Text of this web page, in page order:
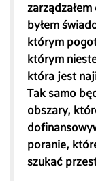
byłem
którym
którym
która jest
Tak samo
obszary,
poranie,
szukać